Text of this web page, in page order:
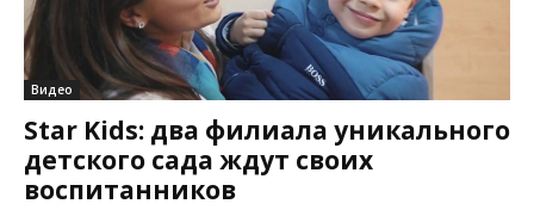
Видео
Star Kids: два филиала уникального
детского сада ждут своих
воспитанников